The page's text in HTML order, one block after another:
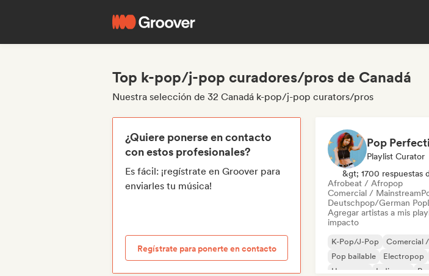
Top k-pop/j-pop curadores/pros de Canadá
Nuestra selección de 32 Canadá k-pop/j-pop curators/pros
¿Quiere ponerse en contacto
con estos profesionales?
Es fácil: ¡regístrate en Groover para
enviarles tu música!
Regístrate para ponerte en contacto
Pop
Playlist Curator
&gt; 1700 respuestas
Afrobeat / Afropop
Comercial / Mainstream
Deutschpop/German Pop
Agregar artistas a mis
impacto
K-Pop/J-Pop
Comercial
Pop bailable
Electropop
Hyperpop
Indie pop